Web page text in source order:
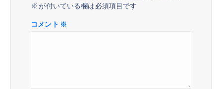
※ が付いている欄は必須項目です
コメント ※